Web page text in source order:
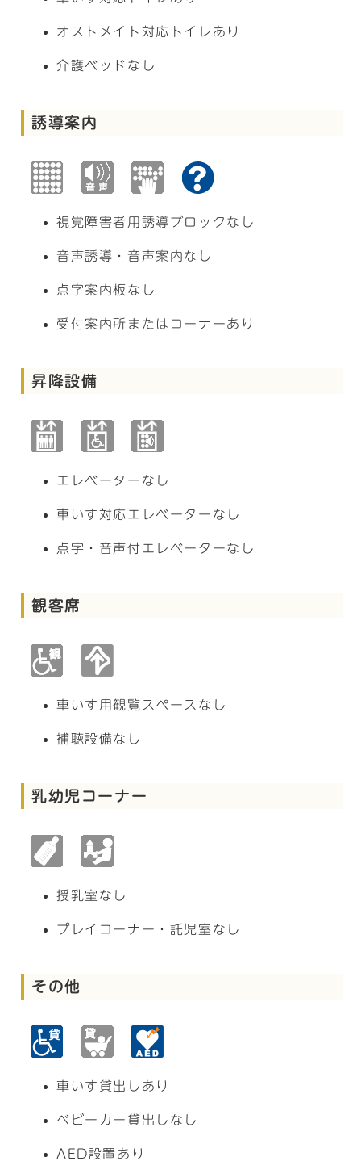
オストメイト対応トイレあり
介護ベッドなし
誘導案内
視覚障害者用誘導ブロックなし
音声誘導・音声案内なし
点字案内板なし
受付案内所またはコーナーあり
昇降設備
エレベーターなし
車いす対応エレベーターなし
点字・音声付エレベーターなし
観客席
車いす用観覧スペースなし
補聴設備なし
乳幼児コーナー
授乳室なし
プレイコーナー・託児室なし
その他
車いす貸出しあり
ベビーカー貸出しなし
AED設置あり